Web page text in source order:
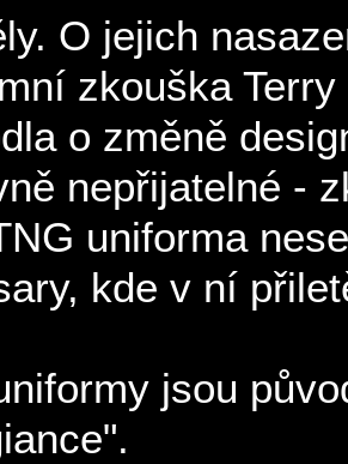
O jejich
zkouška
o změně
nepřijatelné -
uniforma
kde v ní
jsou